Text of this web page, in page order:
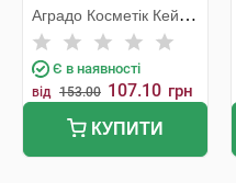
1 флакон
Аградо Косметік Кейр
3000 С.Л.У.
Є в наявності
від 153.00 107.10 грн
КУПИТИ